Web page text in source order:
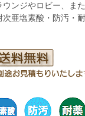
ンジやロビー、ま
亜塩素酸・防汚・